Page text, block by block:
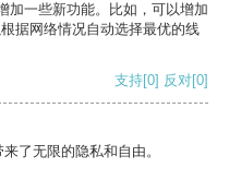
加一些新功能。比如，可以增加
据网络情况自动选择最优的线
支持[0] 反对[0]
了无限的隐私和自由。